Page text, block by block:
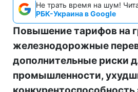
Не трать время на шум!
РБК-Украина в Google
Повышение тарифов на
железнодорожные
дополнительные риски
промышленности,